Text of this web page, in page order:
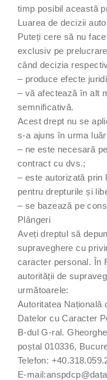
timp posibil această
Luarea de decizii
Puteți cere să nu
exclusiv pe
când decizia
– produce efecte
– vă afectează în alt
semnificativă.
Acest drept nu se
s-a ajuns în urma
– ne este necesară
contract cu dvs.;
– este autorizată prin
pentru drepturile și
– se bazează pe
Plângeri
Aveți dreptul să
supraveghere cu
caracter personal. În
autorității de
următoarele:
Autoritatea Națională
Datelor cu Caracter
B-dul G-ral.
poștal 010336,
Telefon:
E-